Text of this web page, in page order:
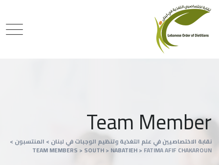
Team Member
نقابة الاختصاصيين في علم التغذية وتنظيم الوجبات في لبنان > المنتسبون >
TEAM MEMBERS > SOUTH> NABATIEH> FATIMA AFIF CHAKAROUN